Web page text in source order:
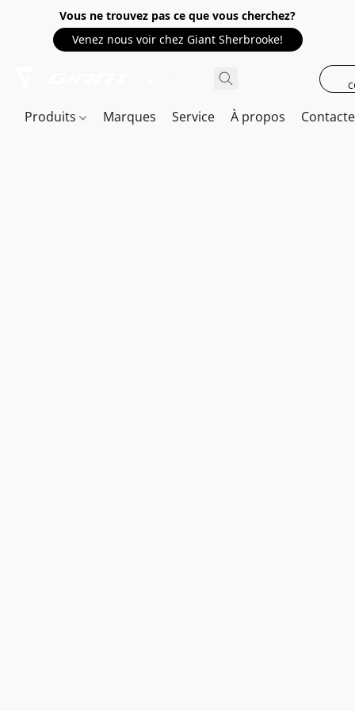
Vous ne trouvez pas ce que vous cherchez?
Venez nous voir chez Giant Sherbrooke!
Produits Marques Service À propos